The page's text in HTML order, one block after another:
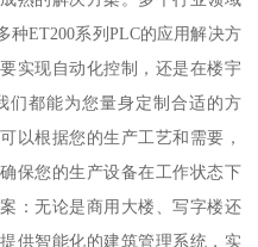
种ET200系列PLC的应用解决方
实现自动化控制，还是在楼宇
们都能为您量身定制合适的方
以根据您的生产工艺和需要，
保您的生产设备在工作状态下
：无论是商用大楼、写字楼还
供智能化的建筑管理系统，实